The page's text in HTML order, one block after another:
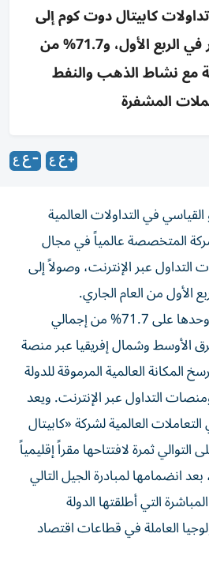
كابيتال دوت كوم إلى
1.27 تريليون دولار في الربع الأول، و71.7% من
مع نشاط الذهب والنفط
المشفرة
في التداولات العالمية
المتخصصة عالمياً في مجال
التداول عبر الإنترنت، وصولاً إلى
استحوذت دولة الإمارات وحدها على 71.7% من إجمالي
الأوسط وشمال إفريقيا عبر منصة
المكانة العالمية المرموقة للدولة
ومنصات التداول عبر الإنترنت. ويعد
العالمية لشركة «كابيتال
ثمرة لافتتاحها مقراً إقليمياً
في دبي مطلع عام 2024، بعد انضمامها لمبادرة الجيل التالي
التي أطلقتها الدولة
العاملة في قطاعات اقتصاد